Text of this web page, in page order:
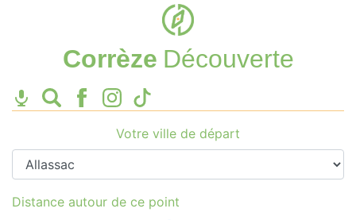
Corrèze Découverte
Votre ville de départ
Distance autour de ce point